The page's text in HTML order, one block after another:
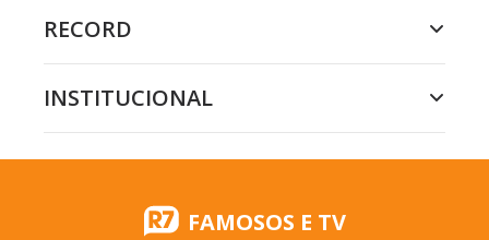
RECORD
INSTITUCIONAL
FAMOSOS E TV